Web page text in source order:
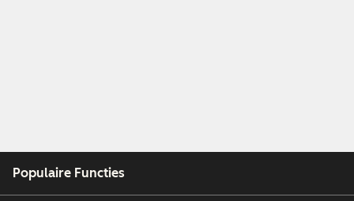
Populaire Functies